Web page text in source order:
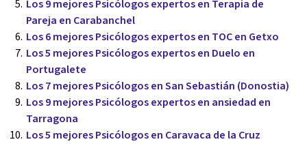
Los 9 mejores Psicólogos expertos en Terapia de
Pareja en Carabanchel
Los 6 mejores Psicólogos expertos en TOC en Getxo
Los 5 mejores Psicólogos expertos en Duelo en
Portugalete
Los 7 mejores Psicólogos en San Sebastián (Donostia)
Los 9 mejores Psicólogos expertos en ansiedad en
Tarragona
Los 5 mejores Psicólogos en Caravaca de la Cruz